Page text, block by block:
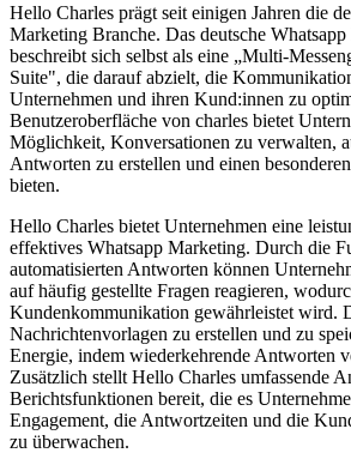
Hello Charles prägt seit einigen Jahren die
Marketing Branche. Das deutsche
beschreibt sich selbst als eine „Multi-
Suite", die darauf abzielt, die
Unternehmen und ihren Kund:innen zu
Benutzeroberfläche von charles bietet
Möglichkeit, Konversationen zu verwalten,
Antworten zu erstellen und einen
bieten.
Hello Charles bietet Unternehmen eine
effektives Whatsapp Marketing. Durch die
automatisierten Antworten können
auf häufig gestellte Fragen reagieren,
Kundenkommunikation gewährleistet wird.
Nachrichtenvorlagen zu erstellen und zu
Energie, indem wiederkehrende Antworten
Zusätzlich stellt Hello Charles umfassende
Berichtsfunktionen bereit, die es
Engagement, die Antwortzeiten und die
zu überwachen.